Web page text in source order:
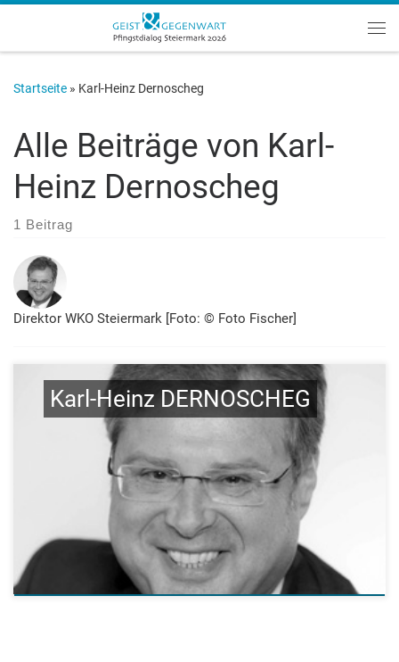
Zum Inhalt springen
Startseite » Karl-Heinz Dernoscheg
Alle Beiträge von Karl-
Heinz Dernoscheg
1 Beitrag
Direktor WKO Steiermark [Foto: © Foto Fischer]
Karl-Heinz DERNOSCHEG